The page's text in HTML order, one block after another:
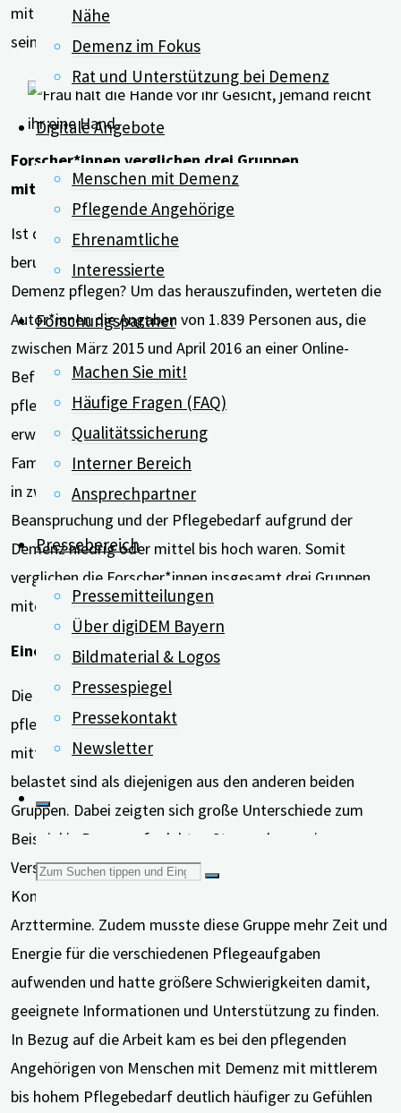
Nähe
Demenz im Fokus
Rat und Unterstützung bei Demenz
Digitale Angebote
Menschen mit Demenz
Pflegende Angehörige
Ehrenamtliche
Interessierte
Forschungspartner
Machen Sie mit!
Häufige Fragen (FAQ)
Qualitätssicherung
Interner Bereich
Ansprechpartner
Pressebereich
Pressemitteilungen
Über digiDEM Bayern
Bildmaterial & Logos
Pressespiegel
Pressekontakt
Newsletter
Suchen
mit der Entwicklung von Trauergefühlen konfrontiert
sein, die oft über Jahre oder sogar Jahrzehnte anhalten.
Forscher*innen verglichen drei Gruppen
miteinander
Ist diese Personengruppe also stärker belastet als
berufstätige Angehörige, die ein Familienmitglied ohne
Demenz pflegen? Um das herauszufinden, werteten die
Autor*innen die Angaben von 1.839 Personen aus, die
zwischen März 2015 und April 2016 an einer Online-
Befragung teilgenommen hatten. Alle Befragten waren
pflegende Angehörige und zugleich in Vollzeit
erwerbsstätig. Gut ein Drittel betreute ein
Familienmitglied mit Demenz. Diese Gruppe wurde noch
in zwei Unter-Gruppen aufgeteilt, je nachdem, ob die
Beanspruchung und der Pflegebedarf aufgrund der
Demenz niedrig oder mittel bis hoch waren. Somit
verglichen die Forscher*innen insgesamt drei Gruppen
miteinander.
Eine Gruppe war besonders stark beansprucht
Die Ergebnisse machen deutlich, dass berufstätige
pflegende Angehörige von Menschen mit Demenz mit
mittlerem bis hohem Pflegebedarf deutlich stärker
belastet sind als diejenigen aus den anderen beiden
Gruppen. Dabei zeigten sich große Unterschiede zum
Beispiel in Bezug auf erlebten Stress, depressive
Verstimmung, Selbstwirksamkeit und dem Gefühl der
Kontrolle über das eigene Leben sowie verpasste
Arzttermine. Zudem musste diese Gruppe mehr Zeit und
Energie für die verschiedenen Pflegeaufgaben
aufwenden und hatte größere Schwierigkeiten damit,
geeignete Informationen und Unterstützung zu finden.
In Bezug auf die Arbeit kam es bei den pflegenden
Angehörigen von Menschen mit Demenz mit mittlerem
bis hohem Pflegebedarf deutlich häufiger zu Gefühlen